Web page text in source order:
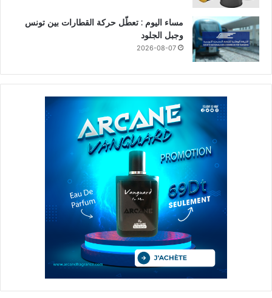
مساء اليوم : تعطّل حركة القطارات بين تونس
وجبل الجلود
2026-08-07